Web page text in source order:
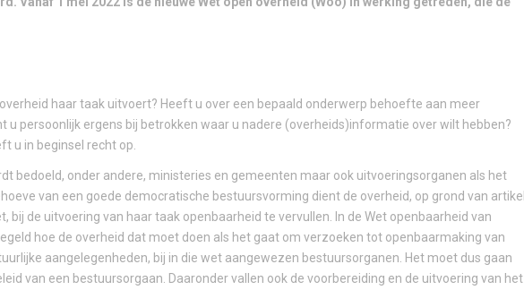
haar taak uitvoert? Heeft u over een bepaald onderwerp behoefte aan meer
u persoonlijk ergens bij betrokken waar u nadere (overheids)informatie over wilt hebben?
u in beginsel recht op.
bedoeld, onder andere, ministeries en gemeenten maar ook uitvoeringsorganen als het
van een goede democratische bestuursvorming dient de overheid, op grond van artikel
bij de uitvoering van haar taak openbaarheid te vervullen. In de Wet openbaarheid van
hoe de overheid dat moet doen als het gaat om verzoeken tot openbaarmaking van
aangelegenheden, bij in die wet aangewezen bestuursorganen. Het moet dus gaan
van een bestuursorgaan. Daaronder vallen ook de voorbereiding en de uitvoering van het